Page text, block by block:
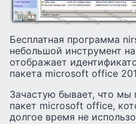
Бесплатная программа
небольшой инструмент
отображает
пакета microsoft office
Зачастую бывает, что
пакет microsoft office,
долгое время не